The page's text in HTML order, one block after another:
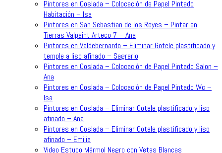
Pintores en Coslada – Colocación de Papel Pintado
Habitación – Isa
Pintores en San Sebastian de los Reyes – Pintar en
Tierras Valpaint Arteco 7 – Ana
Pintores en Valdebernardo – Eliminar Gotele plastificado y
temple a liso afinado – Sagrario
Pintores en Coslada – Colocación de Papel Pintado Salon –
Ana
Pintores en Coslada – Colocación de Papel Pintado Wc –
Isa
Pintores en Coslada – Eliminar Gotele plastificado y liso
afinado – Ana
Pintores en Coslada – Eliminar Gotele plastificado y liso
afinado – Emilia
Video Estuco Mármol Negro con Vetas Blancas